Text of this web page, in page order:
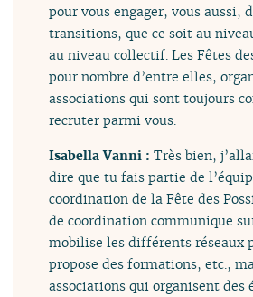
pour vous engager, vous aussi,
transitions, que ce soit au
au niveau collectif. Les Fêtes
pour nombre d’entre elles,
associations qui sont toujours
recruter parmi vous.
Isabella Vanni :Très bien,
dire que tu fais partie de
coordination de la Fête des
de coordination communique
mobilise les différents réseaux
propose des formations, etc.,
associations qui organisent des